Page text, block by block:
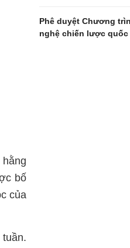
bố
của
Phê duyệt Chương
nghệ chiến lược quốc